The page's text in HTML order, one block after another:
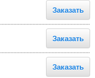
Заказать
Заказать
Заказать